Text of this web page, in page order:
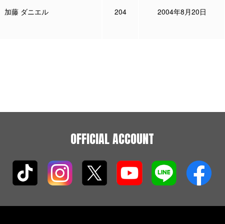
加藤 ダニエル 204 2004年8月20日
OFFICIAL ACCOUNT